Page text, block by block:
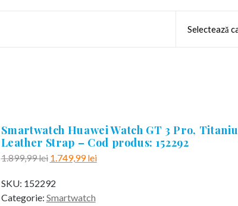
Smartwatch Huawei Watch GT 3 Pro,
Leather Strap – Cod produs: 152292
1.899,99lei Prețul
a
fost:
1.749,99leiPrețul
SKU: 152292
Categorie: Smartwatch